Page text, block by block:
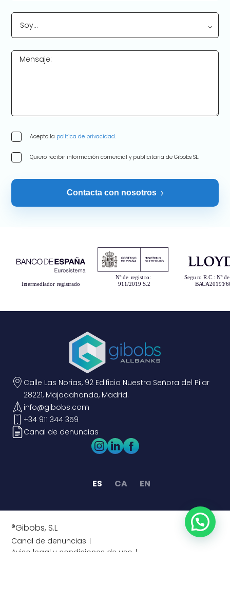
Soy…
Mensaje:
Acepto la política de privacidad.
Quiero recibir información comercial y publicitaria de Gibobs SL.
Contacta con nosotros
Calle Las Norias, 92 Edificio Nuestra Señora del Pilar
28221, Majadahonda, Madrid.
info@gibobs.com
+34 911 344 359
Canal de denuncias
ES CA EN
®Gibobs, S.L
Canal de denuncias
Aviso legal y condiciones de uso